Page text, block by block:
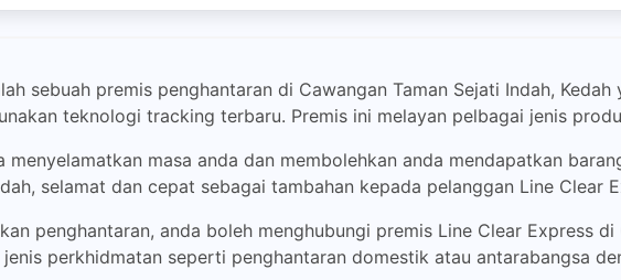
sebuah premis penghantaran di Cawangan Taman Sejati Indah,
teknologi tracking terbaru. Premis ini melayan pelbagai jenis
menyelamatkan masa anda dan membolehkan anda mendapatkan
selamat dan cepat sebagai tambahan kepada pelanggan Line Clear
penghantaran, anda boleh menghubungi premis Line Clear Express di
perkhidmatan seperti penghantaran domestik atau antarabangsa